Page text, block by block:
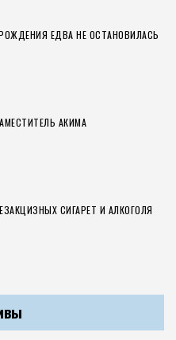
ЕДВА НЕ ОСТАНОВИЛАСЬ
АКИМА
СИГАРЕТ И АЛКОГОЛЯ